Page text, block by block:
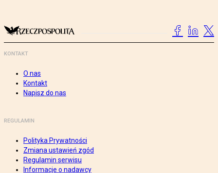
KONTAKT
O nas
Kontakt
Napisz do nas
REGULAMIN
Polityka Prywatności
Zmiana ustawień zgód
Regulamin serwisu
Informacje o nadawcy